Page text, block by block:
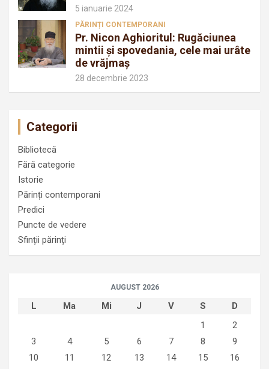
5 ianuarie 2024
PĂRINȚI CONTEMPORANI
Pr. Nicon Aghioritul: Rugăciunea
mintii și spovedania, cele mai urâte
de vrăjmaș
28 decembrie 2023
Categorii
Bibliotecă
Fără categorie
Istorie
Părinți contemporani
Predici
Puncte de vedere
Sfinții părinți
AUGUST 2026
L Ma Mi J V S
D
1
2
3
4 5 6 7 8
9
10
11 12 13 14 15
16